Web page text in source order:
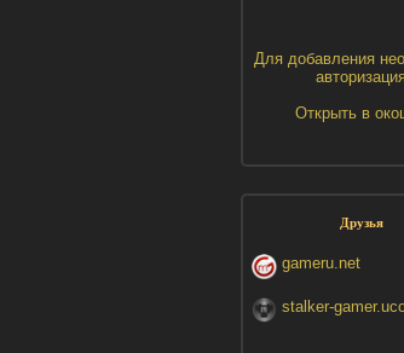
Для добавления
Открыть в
Друзья
gameru.net
stalker-